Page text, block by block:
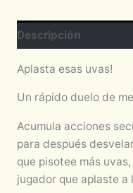
Descripción
Aplasta esas uvas!
Un rápido duelo de
Acumula acciones
para después
que pisotee más
jugador que aplaste a